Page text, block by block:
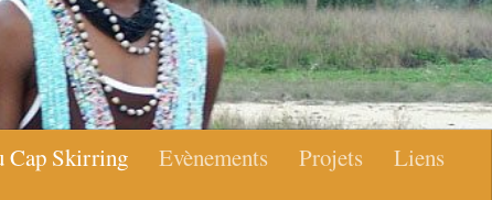
Cap Skirring Evènements Projets
Liens